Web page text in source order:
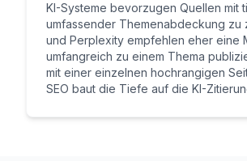
KI-Systeme bevorzugen Quellen mit
umfassender Themenabdeckung zu
und Perplexity empfehlen eher eine
umfangreich zu einem Thema
mit einer einzelnen hochrangigen
SEO baut die Tiefe auf die KI-